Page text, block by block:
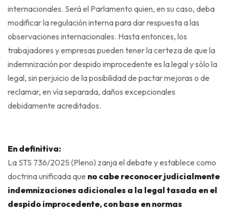
internacionales. Será el Parlamento quien, en su caso, deba
modificar la regulación interna para dar respuesta a las
observaciones internacionales. Hasta entonces, los
trabajadores y empresas pueden tener la certeza de que la
indemnización por despido improcedente es la legal y sólo la
legal, sin perjuicio de la posibilidad de pactar mejoras o de
reclamar, en vía separada, daños excepcionales
debidamente acreditados.
En definitiva:
La STS 736/2025 (Pleno) zanja el debate y establece como
doctrina unificada que no cabe reconocer judicialmente
indemnizaciones adicionales a la legal tasada en el
despido improcedente, con base en normas